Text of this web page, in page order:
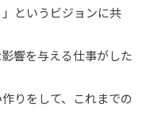
というビジョンに共
響を与える仕事がした
りをして、これまでの